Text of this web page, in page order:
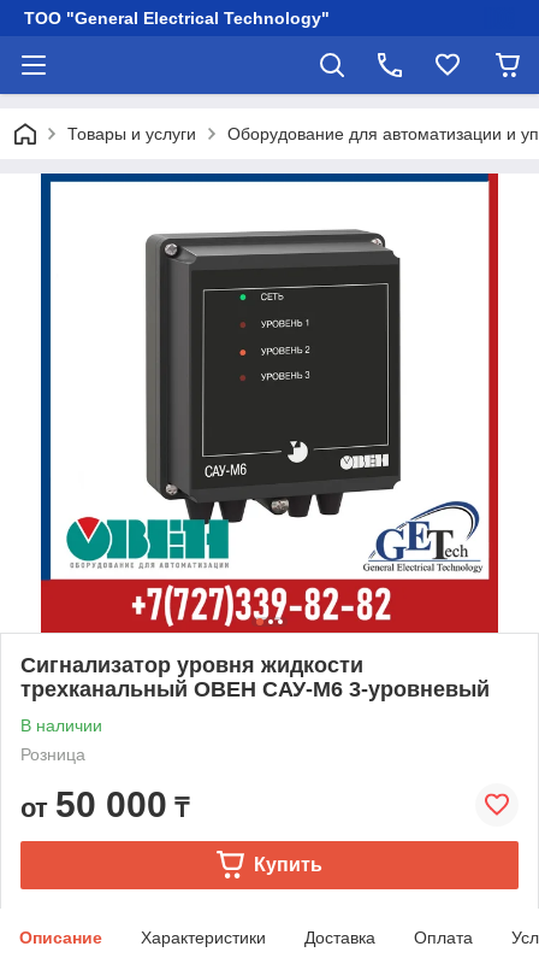
ТОО "General Electrical Technology"
Товары и услуги Оборудование для автоматизации и
Сигнализатор уровня жидкости
трехканальный ОВЕН САУ-М6 3-уровневый
В наличии
Розница
от 50 000 ₸
Купить
Описание Характеристики Доставка Оплата